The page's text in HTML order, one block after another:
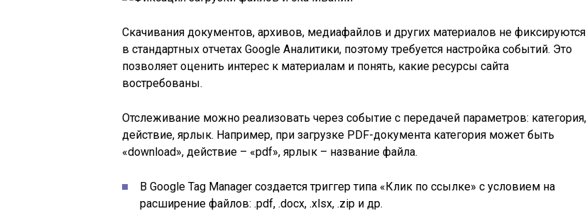
Скачивания документов, архивов, медиафайлов и других материалов не фиксируются
в стандартных отчетах Google Аналитики, поэтому требуется настройка событий. Это
позволяет оценить интерес к материалам и понять, какие ресурсы сайта
востребованы.
Отслеживание можно реализовать через событие с передачей параметров: категория,
действие, ярлык. Например, при загрузке PDF-документа категория может быть
«download», действие – «pdf», ярлык – название файла.
В Google Tag Manager создается триггер типа «Клик по ссылке» с условием на
расширение файлов: .pdf, .docx, .xlsx, .zip и др.